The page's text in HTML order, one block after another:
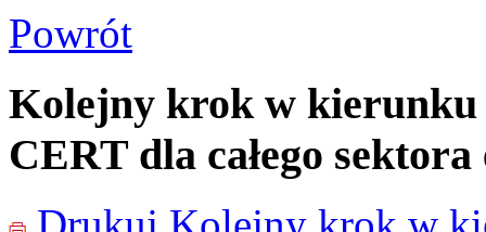
Powrót
Kolejny krok w kierunku
CERT dla całego